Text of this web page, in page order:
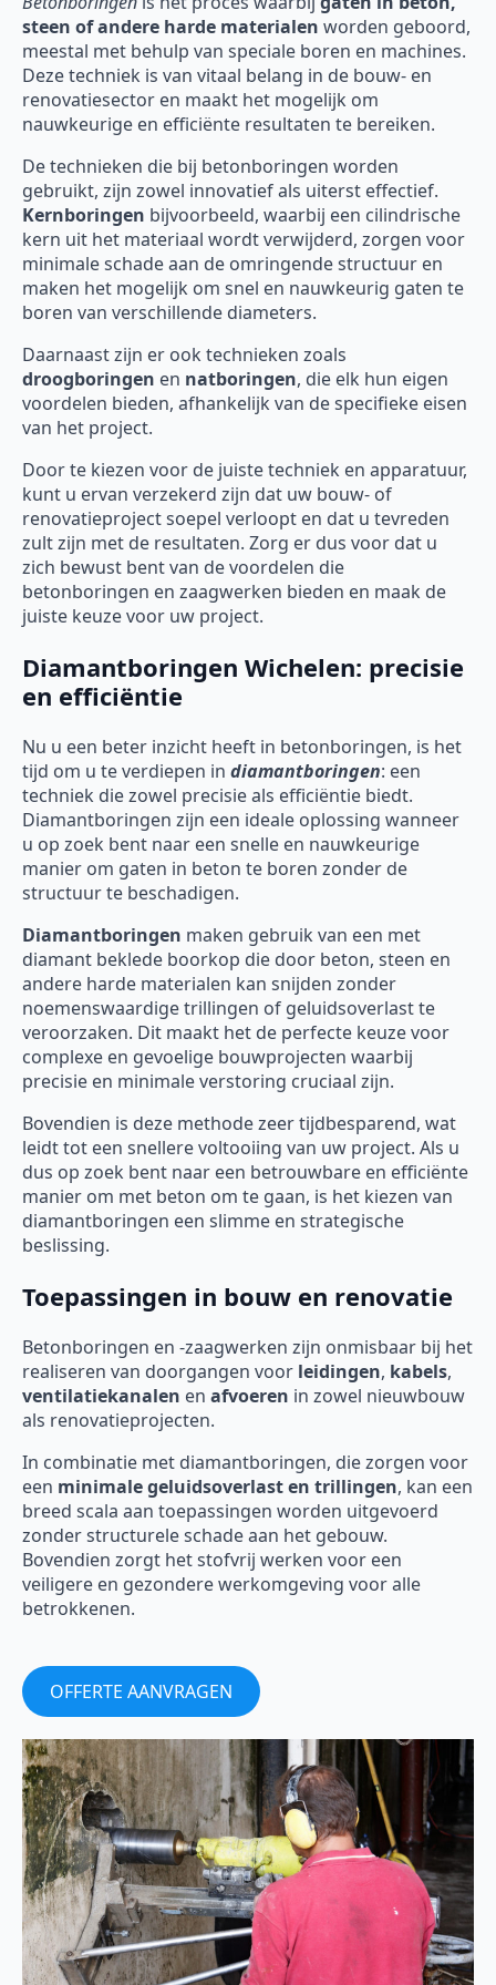
steen of andere harde materialen worden geboord,
meestal met behulp van speciale boren en machines.
Deze techniek is van vitaal belang in de bouw- en
renovatiesector en maakt het mogelijk om
nauwkeurige en efficiënte resultaten te bereiken.
De technieken die bij betonboringen worden
gebruikt, zijn zowel innovatief als uiterst effectief.
Kernboringen bijvoorbeeld, waarbij een cilindrische
kern uit het materiaal wordt verwijderd, zorgen voor
minimale schade aan de omringende structuur en
maken het mogelijk om snel en nauwkeurig gaten te
boren van verschillende diameters.
Daarnaast zijn er ook technieken zoals
droogboringen en natboringen, die elk hun eigen
voordelen bieden, afhankelijk van de specifieke eisen
van het project.
Door te kiezen voor de juiste techniek en apparatuur,
kunt u ervan verzekerd zijn dat uw bouw- of
renovatieproject soepel verloopt en dat u tevreden
zult zijn met de resultaten. Zorg er dus voor dat u
zich bewust bent van de voordelen die
betonboringen en zaagwerken bieden en maak de
juiste keuze voor uw project.
Diamantboringen Wichelen: precisie
en efficiëntie
Nu u een beter inzicht heeft in betonboringen, is het
tijd om u te verdiepen in diamantboringen: een
techniek die zowel precisie als efficiëntie biedt.
Diamantboringen zijn een ideale oplossing wanneer
u op zoek bent naar een snelle en nauwkeurige
manier om gaten in beton te boren zonder de
structuur te beschadigen.
Diamantboringen maken gebruik van een met
diamant beklede boorkop die door beton, steen en
andere harde materialen kan snijden zonder
noemenswaardige trillingen of geluidsoverlast te
veroorzaken. Dit maakt het de perfecte keuze voor
complexe en gevoelige bouwprojecten waarbij
precisie en minimale verstoring cruciaal zijn.
Bovendien is deze methode zeer tijdbesparend, wat
leidt tot een snellere voltooiing van uw project. Als u
dus op zoek bent naar een betrouwbare en efficiënte
manier om met beton om te gaan, is het kiezen van
diamantboringen een slimme en strategische
beslissing.
Toepassingen in bouw en renovatie
Betonboringen en -zaagwerken zijn onmisbaar bij het
realiseren van doorgangen voor leidingen, kabels,
ventilatiekanalen en afvoeren in zowel nieuwbouw
als renovatieprojecten.
In combinatie met diamantboringen, die zorgen voor
een minimale geluidsoverlast en trillingen, kan een
breed scala aan toepassingen worden uitgevoerd
zonder structurele schade aan het gebouw.
Bovendien zorgt het stofvrij werken voor een
veiligere en gezondere werkomgeving voor alle
betrokkenen.
OFFERTE AANVRAGEN